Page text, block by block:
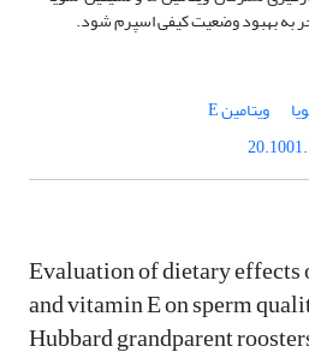
به بهبود وضعیت کیفی اسپرم شود.
ویتامین ‏E
Evaluation of dietary
and vitamin E on sperm
‎Hubbard grandparent